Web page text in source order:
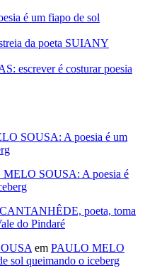
é um fiapo de sol
da poeta SUIANY
escrever é costurar poesia
SOUSA: A poesia é um
SOUSA: A poesia é
poeta, toma
do Pindaré
em PAULO MELO
sol queimando o iceberg